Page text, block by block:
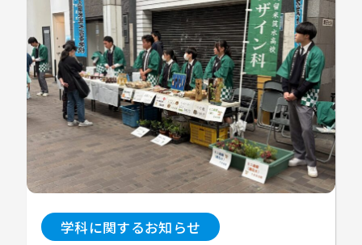
学科に関するお知らせ